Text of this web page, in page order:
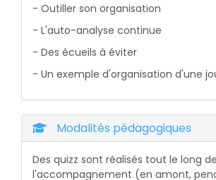
- Outiller son organisation
- L'auto-analyse continue
- Des écueils à éviter
- Un exemple d'organisation d'une
Modalités pédagogiques
Des quizz sont réalisés tout le long de
l'accompagnement (en amont,